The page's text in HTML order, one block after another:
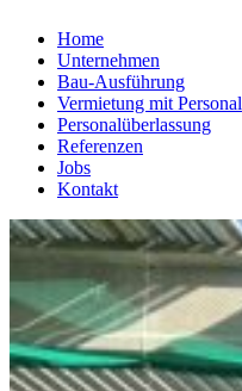
Home
Unternehmen
Bau-Ausführung
Vermietung mit Personal
Personalüberlassung
Referenzen
Jobs
Kontakt